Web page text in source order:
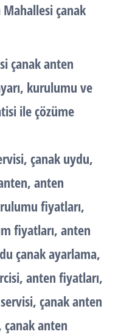
Mahallesiçanak
çanak anten
kurulumu ve
ile çözüme
çanak uydu,
anten
fiyatları,
fiyatları, anten
çanak ayarlama,
anten fiyatları,
çanak anten
anten